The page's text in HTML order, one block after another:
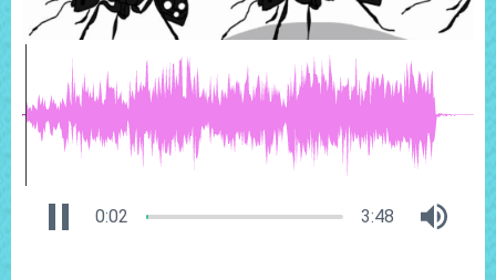
0:02 3:48